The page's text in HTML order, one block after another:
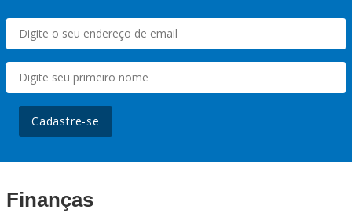
Cadastre-se
Finanças